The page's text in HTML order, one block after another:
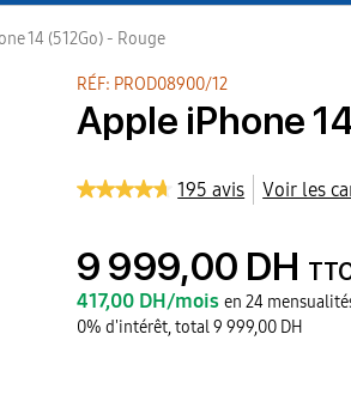
14 (512Go) - Rouge
RÉF: PROD08900/12
Apple iPhone
195 avis Voir les
9 999,00 DH
417,00 DH/moisen 24
0% d'intérêt, total 9 999,00 DH